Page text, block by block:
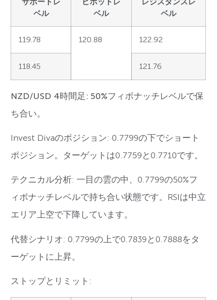
ベル
ベル
ベル
119.78 120.88 122.92
118.45 121.76
NZD/USD 4時間足: 50%フィボナッチレベルで保
ち合い。
Invest Divaのポジション: 0.7799の下でショート
ポジション。ターゲットは0.7759と0.7710です。
テクニカル分析: 一目の雲の中、0.7799の50%フ
ィボナッチレベルで持ち合い状態です。RSIは中立
エリア上空で下降しています。
代替シナリオ: 0.7799の上で0.7839と0.7888をタ
ーゲットに上昇。
ストップとリミット: